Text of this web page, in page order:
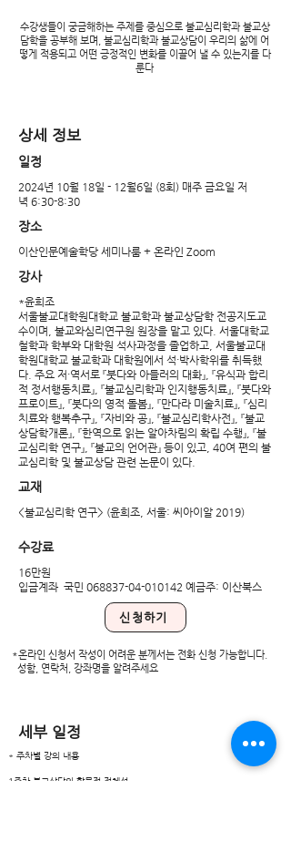
수강생들이 궁금해하는 주제를 중심으로 불교심리학과 불교상
담학을 공부해 보며, 불교심리학과 불교상담이 우리의 삶에 어
떻게 적용되고 어떤 긍정적인 변화를 이끌어 낼 수 있는지를 다
룬다
​상세 정보
​일정
2024년 10월 18일 - 12월6일 (8회) 매주 금요일 저
녁 6:30-8:30
장소
이산인문예술학당 세미나룸 + 온라인 Zoom
​강사
*윤희조
서울불교대학원대학교 불교학과 불교상담학 전공지도교
수이며, 불교와심리연구원 원장을 맡고 있다. 서울대학교
철학과 학부와 대학원 석사과정을 졸업하고, 서울불교대
학원대학교 불교학과 대학원에서 석·박사학위를 취득했
다. 주요 저·역서로 『붓다와 아들러의 대화』, 『유식과 합리
적 정서행동치료』, 『불교심리학과 인지행동치료』, 『붓다와
프로이트』, 『붓다의 영적 돌봄』, 『만다라 미술치료』, 『심리
치료와 행복추구』, 『자비와 공』, 『불교심리학사전』, 『불교
상담학개론』, 『한역으로 읽는 알아차림의 확립 수행』, 『불
교심리학 연구』, 『불교의 언어관』 등이 있고, 40여 편의 불
교심리학 및 불교상담 관련 논문이 있다.
교재
<불교심리학 연구> (윤희조, 서울: 씨아이알 2019)
수강료
16만원
​입금계좌 국민 068837-04-010142 예금주: 이산북스
신청하기
*온라인 신청서 작성이 어려운 분께서는 전화 신청 가능합니다.
성함, 연락처, 강좌명을 알려주세요
​세부 일정
* 주차별 강의 내용
1주차 불교상담의 학문적 정체성